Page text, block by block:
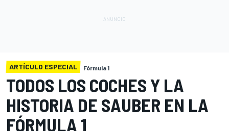
ARTÍCULO ESPECIAL Fórmula 1
TODOS LOS COCHES Y LA
HISTORIA DE SAUBER EN LA
FÓRMULA 1